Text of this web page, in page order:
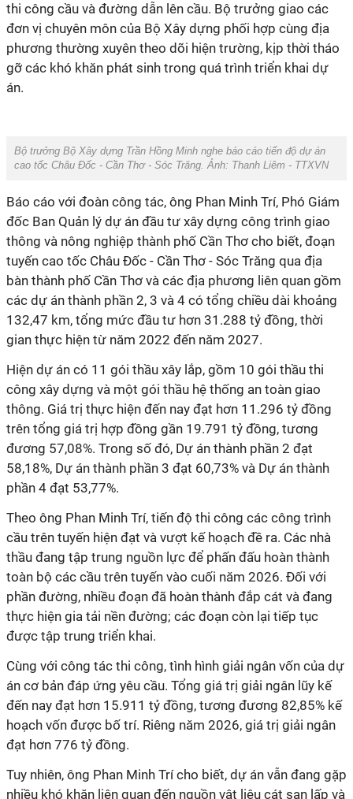
thi công cầu và đường dẫn lên cầu. Bộ trưởng giao các
đơn vị chuyên môn của Bộ Xây dựng phối hợp cùng địa
phương thường xuyên theo dõi hiện trường, kịp thời tháo
gỡ các khó khăn phát sinh trong quá trình triển khai dự
án.
Bộ trưởng Bộ Xây dựng Trần Hồng Minh nghe báo cáo tiến độ dự án
cao tốc Châu Đốc - Cần Thơ - Sóc Trăng. Ảnh: Thanh Liêm - TTXVN
Báo cáo với đoàn công tác, ông Phan Minh Trí, Phó Giám
đốc Ban Quản lý dự án đầu tư xây dựng công trình giao
thông và nông nghiệp thành phố Cần Thơ cho biết, đoạn
tuyến cao tốc Châu Đốc - Cần Thơ - Sóc Trăng qua địa
bàn thành phố Cần Thơ và các địa phương liên quan gồm
các dự án thành phần 2, 3 và 4 có tổng chiều dài khoảng
132,47 km, tổng mức đầu tư hơn 31.288 tỷ đồng, thời
gian thực hiện từ năm 2022 đến năm 2027.
Hiện dự án có 11 gói thầu xây lắp, gồm 10 gói thầu thi
công xây dựng và một gói thầu hệ thống an toàn giao
thông. Giá trị thực hiện đến nay đạt hơn 11.296 tỷ đồng
trên tổng giá trị hợp đồng gần 19.791 tỷ đồng, tương
đương 57,08%. Trong số đó, Dự án thành phần 2 đạt
58,18%, Dự án thành phần 3 đạt 60,73% và Dự án thành
phần 4 đạt 53,77%.
Theo ông Phan Minh Trí, tiến độ thi công các công trình
cầu trên tuyến hiện đạt và vượt kế hoạch đề ra. Các nhà
thầu đang tập trung nguồn lực để phấn đấu hoàn thành
toàn bộ các cầu trên tuyến vào cuối năm 2026. Đối với
phần đường, nhiều đoạn đã hoàn thành đắp cát và đang
thực hiện gia tải nền đường; các đoạn còn lại tiếp tục
được tập trung triển khai.
Cùng với công tác thi công, tình hình giải ngân vốn của dự
án cơ bản đáp ứng yêu cầu. Tổng giá trị giải ngân lũy kế
đến nay đạt hơn 15.911 tỷ đồng, tương đương 82,85% kế
hoạch vốn được bố trí. Riêng năm 2026, giá trị giải ngân
đạt hơn 776 tỷ đồng.
Tuy nhiên, ông Phan Minh Trí cho biết, dự án vẫn đang gặp
nhiều khó khăn liên quan đến nguồn vật liệu cát san lấp và